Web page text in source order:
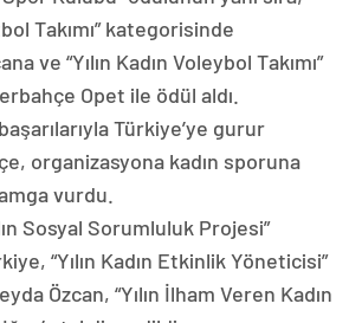
Takımı” kategorisinde
ve “Yılın Kadın Voleybol Takımı”
Opet ile ödül aldı.
Türkiye’ye gurur
organizasyona kadın sporuna
vurdu.
Sosyal Sorumluluk Projesi”
“Yılın Kadın Etkinlik Yöneticisi”
Özcan, “Yılın İlham Veren Kadın